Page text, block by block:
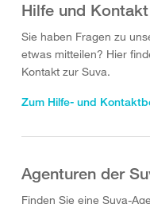
Hilfe und Kontakt
Sie haben Fragen zu
etwas mitteilen? Hier
Kontakt zur Suva.
Zum Hilfe- und
Agenturen der
Finden Sie eine Suva-